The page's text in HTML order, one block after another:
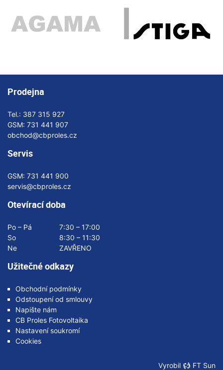
Prodejna
Tel.: 387 315 927
GSM: 731 441 907
obchod@cbproles.cz
Servis
GSM: 731 441 900
servis@cbproles.cz
Otevírací doba
Po – Pá
7:30 – 17:00
So
8:30 – 11:30
Ne
ZAVŘENO
Užitečné odkazy
Obchodní podmínky
Odstoupení od smlouvy
Napište nám
CB Proles Fotovoltaika
Nastavení soukromí
Cookies
Vyrobil FT Sun